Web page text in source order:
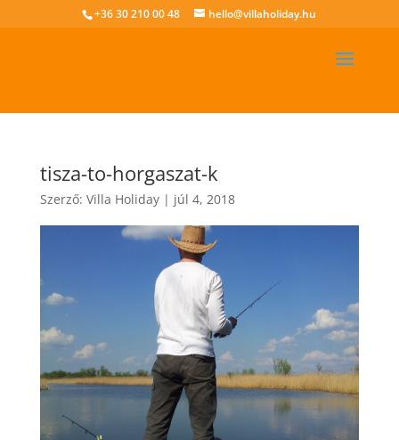
+36 30 210 00 48 hello@villaholiday.hu
tisza-to-horgaszat-k
Szerző: Villa Holiday| júl 4, 2018